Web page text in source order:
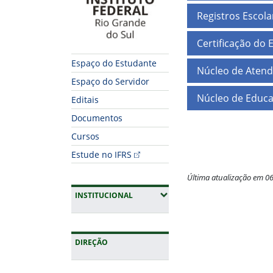
Espaço do Estudante
Espaço do Servidor
Editais
Documentos
Cursos
Estude no IFRS
INSTITUCIONAL(EXPANDIR SUBMENUS)
DIREÇÃO
Registros
Certificação do
Núcleo de
Núcleo de
Última atualização em